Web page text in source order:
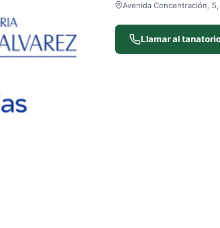
Avenida Concentración,
Llamar al